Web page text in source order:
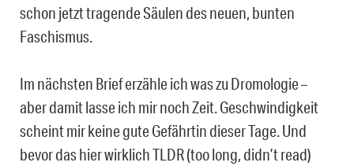
schon jetzt tragende Säulen des neuen, bunten
Faschismus.
Im nächsten Brief erzähle ich was zu Dromologie –
aber damit lasse ich mir noch Zeit. Geschwindigkeit
scheint mir keine gute Gefährtin dieser Tage. Und
bevor das hier wirklich TLDR (too long, didn’t read)